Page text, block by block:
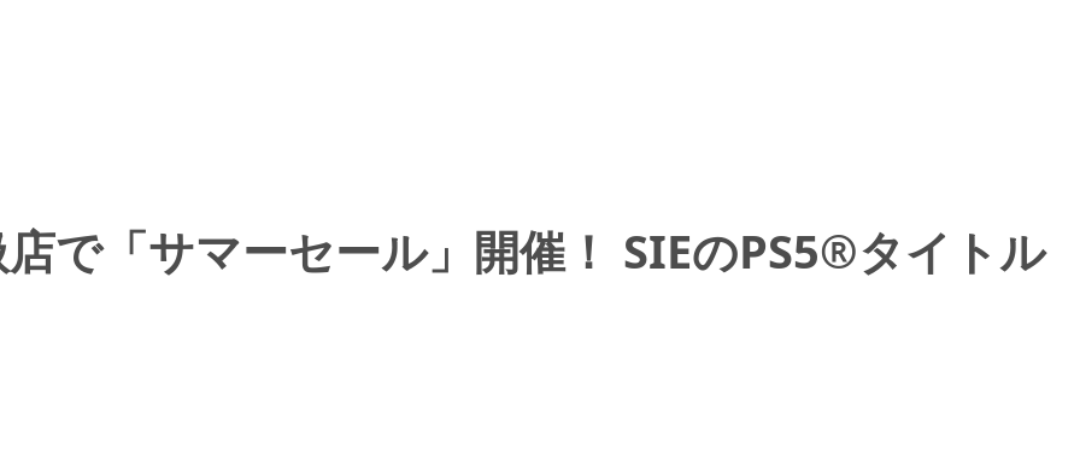
で「サマーセール」開催！ SIEのPS5®タイトル